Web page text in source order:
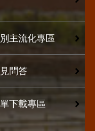
主流化專區
問答
下載專區